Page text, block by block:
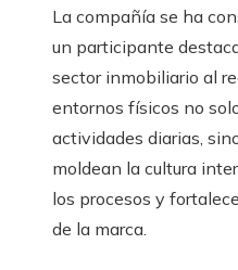
La compañía se ha
un participante
sector inmobiliario al
entornos físicos no
actividades diarias,
moldean la cultura
los procesos y
de la marca.